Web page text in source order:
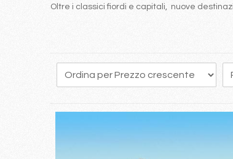
Oltre i classici fiordi e capitali, nuove
32 33 34 35